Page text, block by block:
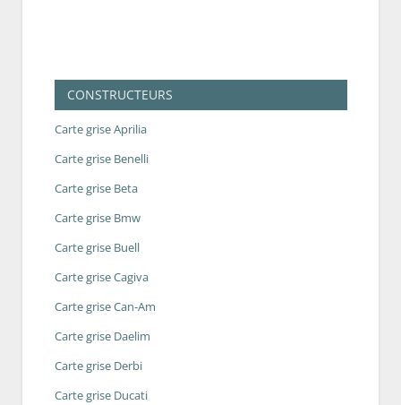
CONSTRUCTEURS
Carte grise Aprilia
Carte grise Benelli
Carte grise Beta
Carte grise Bmw
Carte grise Buell
Carte grise Cagiva
Carte grise Can-Am
Carte grise Daelim
Carte grise Derbi
Carte grise Ducati